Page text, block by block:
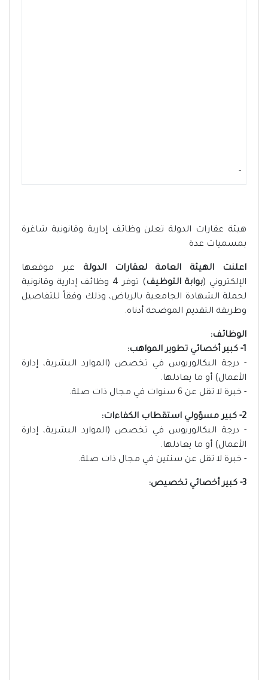
-
هيئة عقارات الدولة تعلن وظائف إدارية وقانونية شاغرة
بمسميات عدة
اعلنت الهيئة العامة لعقارات الدولة عبر موقعها
الإلكتروني (بوابة التوظيف
) توفر 4 وظائف إدارية وقانونية
لحملة الشهادة الجامعية بالرياض، وذلك وفقاً للتفاصيل
وطريقة التقديم الموضحة أدناه.
الوظائف:
1- كبير أخصائي تطوير المواهب:
- درجة البكالوريوس في تخصص (الموارد البشرية، إدارة
الأعمال) أو ما يعادلها.
- خبرة لا تقل عن 6 سنوات في مجال ذات صلة.
2- كبير مسؤولي استقطاب الكفاءات:
- درجة البكالوريوس في تخصص (الموارد البشرية، إدارة
الأعمال) أو ما يعادلها.
- خبرة لا تقل عن سنتين في مجال ذات صلة.
3- كبير أخصائي تخصيص: